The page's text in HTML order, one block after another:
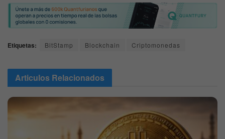
Etiquetas: BitStamp Blockchain Criptomonedas
Articulos Relacionados